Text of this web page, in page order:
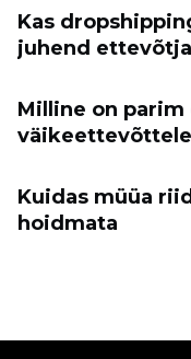
Kas
juhend
Milline on
Kuidas müüa
hoidmata